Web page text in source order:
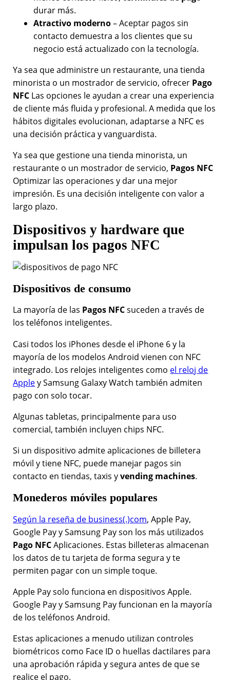
durar más.
Atractivo moderno– Aceptar pagos sin
contacto demuestra a los clientes que su
negocio está actualizado con la tecnología.
Ya sea que administre un restaurante, una tienda
minorista o un mostrador de servicio, ofrecer Pago
NFC Las opciones le ayudan a crear una experiencia
de cliente más fluida y profesional. A medida que los
hábitos digitales evolucionan, adaptarse a NFC es
una decisión práctica y vanguardista.
Ya sea que gestione una tienda minorista, un
restaurante o un mostrador de servicio, Pagos NFC
Optimizar las operaciones y dar una mejor
impresión. Es una decisión inteligente con valor a
largo plazo.
Dispositivos y hardware que
impulsan los pagos NFC
Dispositivos de consumo
La mayoría de las Pagos NFCsuceden a través de
los teléfonos inteligentes.
Casi todos los iPhones desde el iPhone 6 y la
mayoría de los modelos Android vienen con NFC
integrado. Los relojes inteligentes como el reloj de
Appley Samsung Galaxy Watch también admiten
pago con solo tocar.
Algunas tabletas, principalmente para uso
comercial, también incluyen chips NFC.
Si un dispositivo admite aplicaciones de billetera
móvil y tiene NFC, puede manejar pagos sin
contacto en tiendas, taxis yvending machines.
Monederos móviles populares
Según la reseña de business(.)com, Apple Pay,
Google Pay y Samsung Pay son los más utilizados
Pago NFCAplicaciones. Estas billeteras almacenan
los datos de tu tarjeta de forma segura y te
permiten pagar con un simple toque.
Apple Pay solo funciona en dispositivos Apple.
Google Pay y Samsung Pay funcionan en la mayoría
de los teléfonos Android.
Estas aplicaciones a menudo utilizan controles
biométricos como Face ID o huellas dactilares para
una aprobación rápida y segura antes de que se
realice el pago.